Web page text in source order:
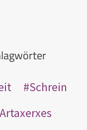
Schrein
Artaxerxes